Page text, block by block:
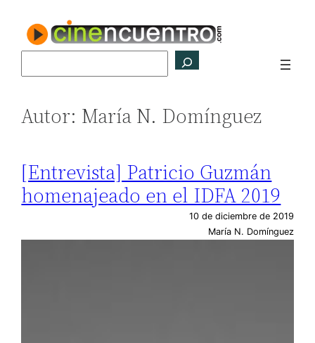
contenido
Autor: María N. Domínguez
[Entrevista] Patricio Guzmán
homenajeado en el IDFA 2019
10 de diciembre de 2019
María N. Domínguez